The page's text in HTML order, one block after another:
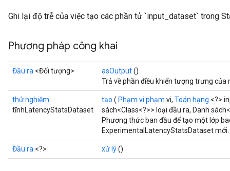
Ghi lại độ trễ của việc tạo các phần tử `input_dataset` trong
Phương pháp công khai
Đầu ra <Đối tượng> asOutput()
Trả về phần điều khiển tượng trưng của
thử nghiệm
tĩnhLatencyStatsDataset
tạo ( Phạm vi phạm vi, Toán hạng <?>
sách<Class<?>> loại đầu ra, Danh
Phương thức ban đầu để tạo một lớp
ExperimentalLatencyStatsDataset mới.
Đầu ra <?> xử lý()